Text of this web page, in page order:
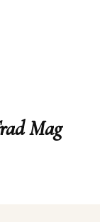
Mag